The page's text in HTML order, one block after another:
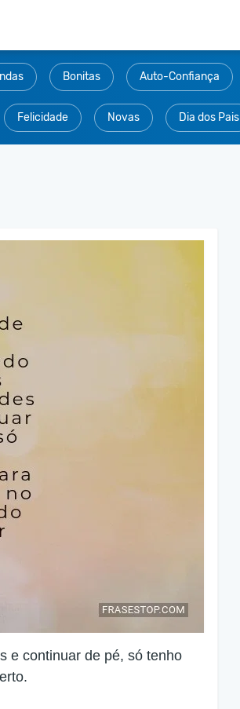
Bonitas Auto-Confiança
Felicidade Novas Dia dos Pais
e continuar de pé, só tenho